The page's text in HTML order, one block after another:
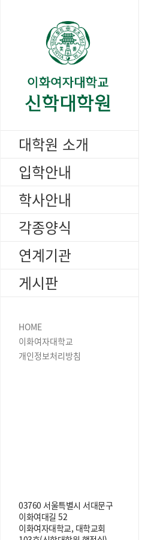
대학원 소개
입학안내
학사안내
각종양식
연계기관
게시판
HOME
이화여자대학교
개인정보처리방침
03760 서울특별시 서대문구
이화여대길 52
이화여자대학교, 대학교회